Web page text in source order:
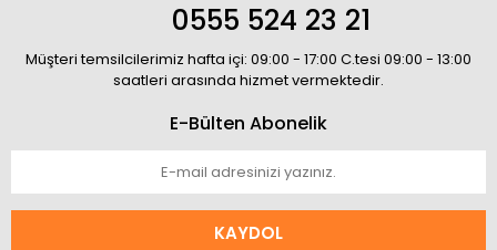
0555 524 23 21
Müşteri temsilcilerimiz hafta içi: 09:00 - 17:00 C.tesi 09:00 - 13:00
saatleri arasında hizmet vermektedir.
E-Bülten Abonelik
KAYDOL